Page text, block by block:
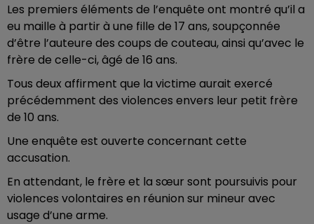
Les premiers éléments de l’enquête ont montré qu’il a
eu maille à partir à une fille de 17 ans, soupçonnée
d’être l’auteure des coups de couteau, ainsi qu’avec le
frère de celle-ci, âgé de 16 ans.
Tous deux affirment que la victime aurait exercé
précédemment des violences envers leur petit frère
de 10 ans.
Une enquête est ouverte concernant cette
accusation.
En attendant, le frère et la sœur sont poursuivis pour
violences volontaires en réunion sur mineur avec
usage d’une arme.